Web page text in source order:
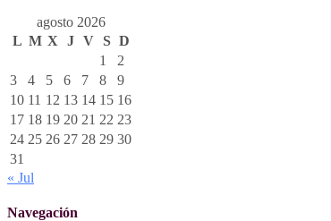
agosto 2026
L M X J V S D
1
2
3
4 5 6 7 8
9
10 11 12 13 14 15 16
17 18 19 20 21 22 23
24 25 26 27 28 29 30
31
« Jul
Navegación